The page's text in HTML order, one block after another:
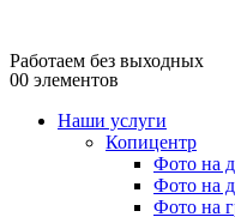
Работаем без выходных
00 элементов
Наши услуги
Копицентр
Фото на
Фото на
Фото на